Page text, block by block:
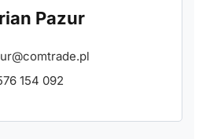
Pazur
154 092